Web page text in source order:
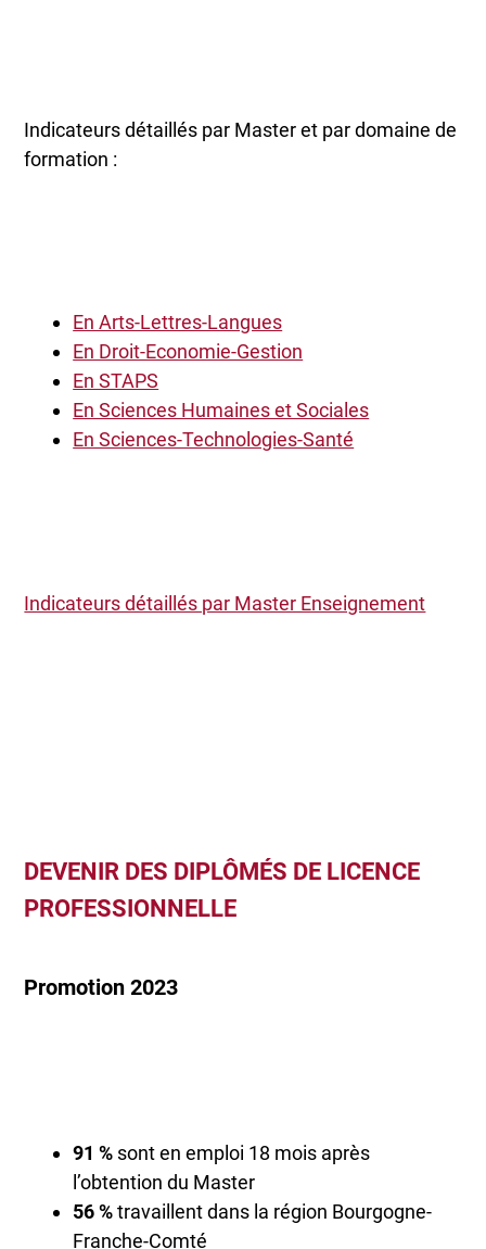
Indicateurs détaillés par Master et par domaine de
formation :
En Arts-Lettres-Langues
En Droit-Economie-Gestion
En STAPS
En Sciences Humaines et Sociales
En Sciences-Technologies-Santé
Indicateurs détaillés par Master Enseignement
DEVENIR DES DIPLÔMÉS DE LICENCE
PROFESSIONNELLE
Promotion 2023
91 % sont en emploi 18 mois après
l’obtention du Master
56 %travaillent dans la région Bourgogne-
Franche-Comté